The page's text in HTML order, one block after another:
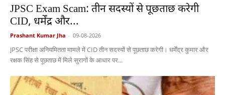
JPSC Exam Scam: तीन सदस्यों से पूछताछ करेगी
CID, धर्मेंद्र और...
Prashant Kumar Jha - 09-08-2026
JPSC परीक्षा अनियमितता मामले में CID तीन सदस्यों से पूछताछ करेगी। धर्मेंद्र कुमार और
रक्षक सिंह से पूछताछ में मिले सुरागों के आधार पर...